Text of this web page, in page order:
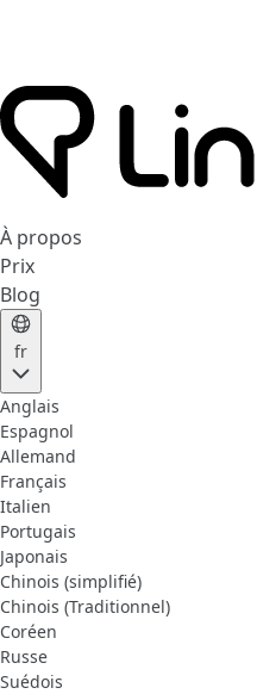
À propos
Prix
Blog
fr
Anglais
Espagnol
Allemand
Français
Italien
Portugais
Japonais
Chinois (simplifié)
Chinois (Traditionnel)
Coréen
Russe
Suédois